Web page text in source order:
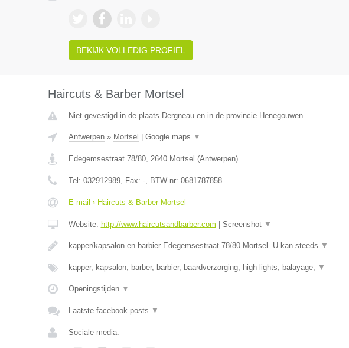
BEKIJK VOLLEDIG PROFIEL
Haircuts & Barber Mortsel
Niet gevestigd in de plaats Dergneau en in de provincie Henegouwen.
Antwerpen» Mortsel Google maps ▼
Edegemsestraat 78/80, 2640 Mortsel (Antwerpen)
Tel: 032912989, Fax: -, BTW-nr: 0681787858
E-mail › Haircuts & Barber Mortsel
Website: http://www.haircutsandbarber.com Screenshot ▼
kapper/kapsalon en barbier Edegemsestraat 78/80 Mortsel. U kan steeds ▼
kapper, kapsalon, barber, barbier, baardverzorging, high lights, balayage, ▼
Openingstijden ▼
Laatste facebook posts ▼
Sociale media: